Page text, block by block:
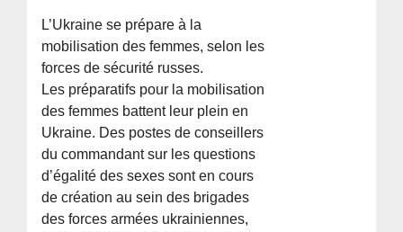
L’Ukraine se prépare à la
mobilisation des femmes, selon les
forces de sécurité russes.
Les préparatifs pour la mobilisation
des femmes battent leur plein en
Ukraine. Des postes de conseillers
du commandant sur les questions
d’égalité des sexes sont en cours
de création au sein des brigades
des forces armées ukrainiennes,